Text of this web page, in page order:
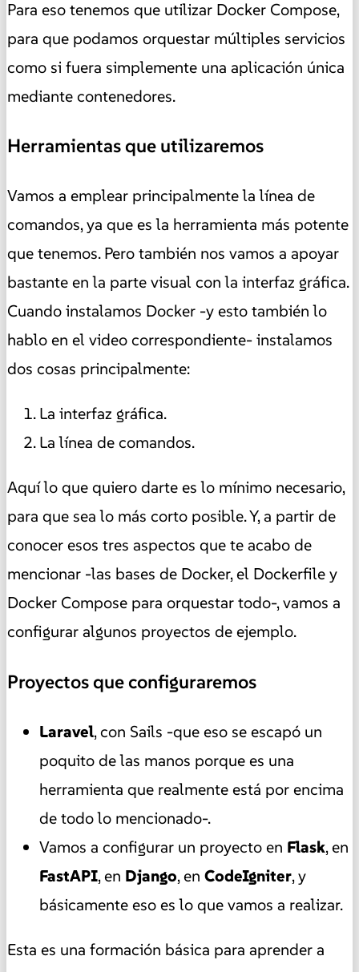
Para eso tenemos que utilizar Docker Compose,
para que podamos orquestar múltiples servicios
como si fuera simplemente una aplicación única
mediante contenedores.
Herramientas que utilizaremos
Vamos a emplear principalmente la línea de
comandos, ya que es la herramienta más potente
que tenemos. Pero también nos vamos a apoyar
bastante en la parte visual con la interfaz gráfica.
Cuando instalamos Docker -y esto también lo
hablo en el video correspondiente- instalamos
dos cosas principalmente:
La interfaz gráfica.
La línea de comandos.
Aquí lo que quiero darte es lo mínimo necesario,
para que sea lo más corto posible. Y, a partir de
conocer esos tres aspectos que te acabo de
mencionar -las bases de Docker, el Dockerfile y
Docker Compose para orquestar todo-, vamos a
configurar algunos proyectos de ejemplo.
Proyectos que configuraremos
Laravel, con Sails -que eso se escapó un
poquito de las manos porque es una
herramienta que realmente está por encima
de todo lo mencionado-.
Vamos a configurar un proyecto en Flask, en
FastAPI, en Django, en CodeIgniter, y
básicamente eso es lo que vamos a realizar.
Esta es una formación básica para aprender a